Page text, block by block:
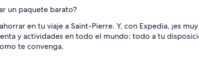
un paquete barato?
en tu viaje a Saint-Pierre. Y, con Expedia, ¡es
y actividades en todo el mundo: todo a tu
te convenga.